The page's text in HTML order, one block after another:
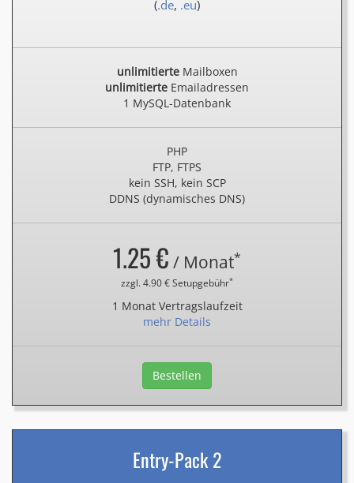
(.de, .eu)
unlimitierteMailboxen
unlimitierte Emailadressen
1 MySQL-Datenbank
PHP
FTP, FTPS
kein SSH, kein SCP
DDNS (dynamisches DNS)
1.25 € / Monat*
zzgl. 4.90 € Setupgebühr*
1 Monat Vertragslaufzeit
mehr Details
Bestellen
Entry-Pack 2